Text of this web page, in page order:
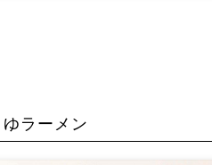
ラーメン